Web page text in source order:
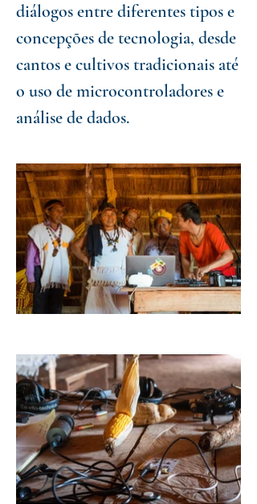
diálogos entre diferentes tipos e
concepções de tecnologia, desde
cantos e cultivos tradicionais até
o uso de microcontroladores e
análise de dados.